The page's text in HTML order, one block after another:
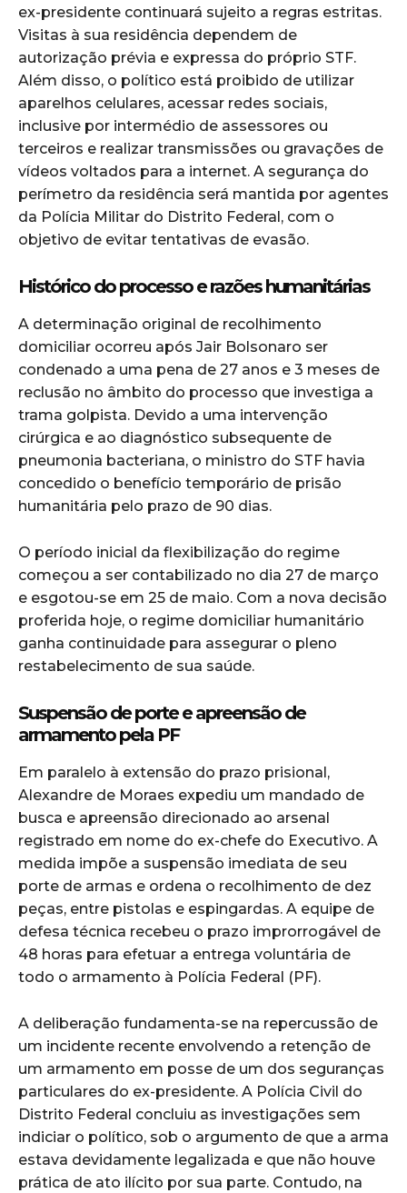
ex-presidente continuará sujeito a regras estritas.
Visitas à sua residência dependem de
autorização prévia e expressa do próprio STF.
Além disso, o político está proibido de utilizar
aparelhos celulares, acessar redes sociais,
inclusive por intermédio de assessores ou
terceiros e realizar transmissões ou gravações de
vídeos voltados para a internet. A segurança do
perímetro da residência será mantida por agentes
da Polícia Militar do Distrito Federal, com o
objetivo de evitar tentativas de evasão.
Histórico do processo e razões humanitárias
A determinação original de recolhimento
domiciliar ocorreu após Jair Bolsonaro ser
condenado a uma pena de 27 anos e 3 meses de
reclusão no âmbito do processo que investiga a
trama golpista. Devido a uma intervenção
cirúrgica e ao diagnóstico subsequente de
pneumonia bacteriana, o ministro do STF havia
concedido o benefício temporário de prisão
humanitária pelo prazo de 90 dias.
O período inicial da flexibilização do regime
começou a ser contabilizado no dia 27 de março
e esgotou-se em 25 de maio. Com a nova decisão
proferida hoje, o regime domiciliar humanitário
ganha continuidade para assegurar o pleno
restabelecimento de sua saúde.
Suspensão de porte e apreensão de
armamento pela PF
Em paralelo à extensão do prazo prisional,
Alexandre de Moraes expediu um mandado de
busca e apreensão direcionado ao arsenal
registrado em nome do ex-chefe do Executivo. A
medida impõe a suspensão imediata de seu
porte de armas e ordena o recolhimento de dez
peças, entre pistolas e espingardas. A equipe de
defesa técnica recebeu o prazo improrrogável de
48 horas para efetuar a entrega voluntária de
todo o armamento à Polícia Federal (PF).
A deliberação fundamenta-se na repercussão de
um incidente recente envolvendo a retenção de
um armamento em posse de um dos seguranças
particulares do ex-presidente. A Polícia Civil do
Distrito Federal concluiu as investigações sem
indiciar o político, sob o argumento de que a arma
estava devidamente legalizada e que não houve
prática de ato ilícito por sua parte. Contudo, na